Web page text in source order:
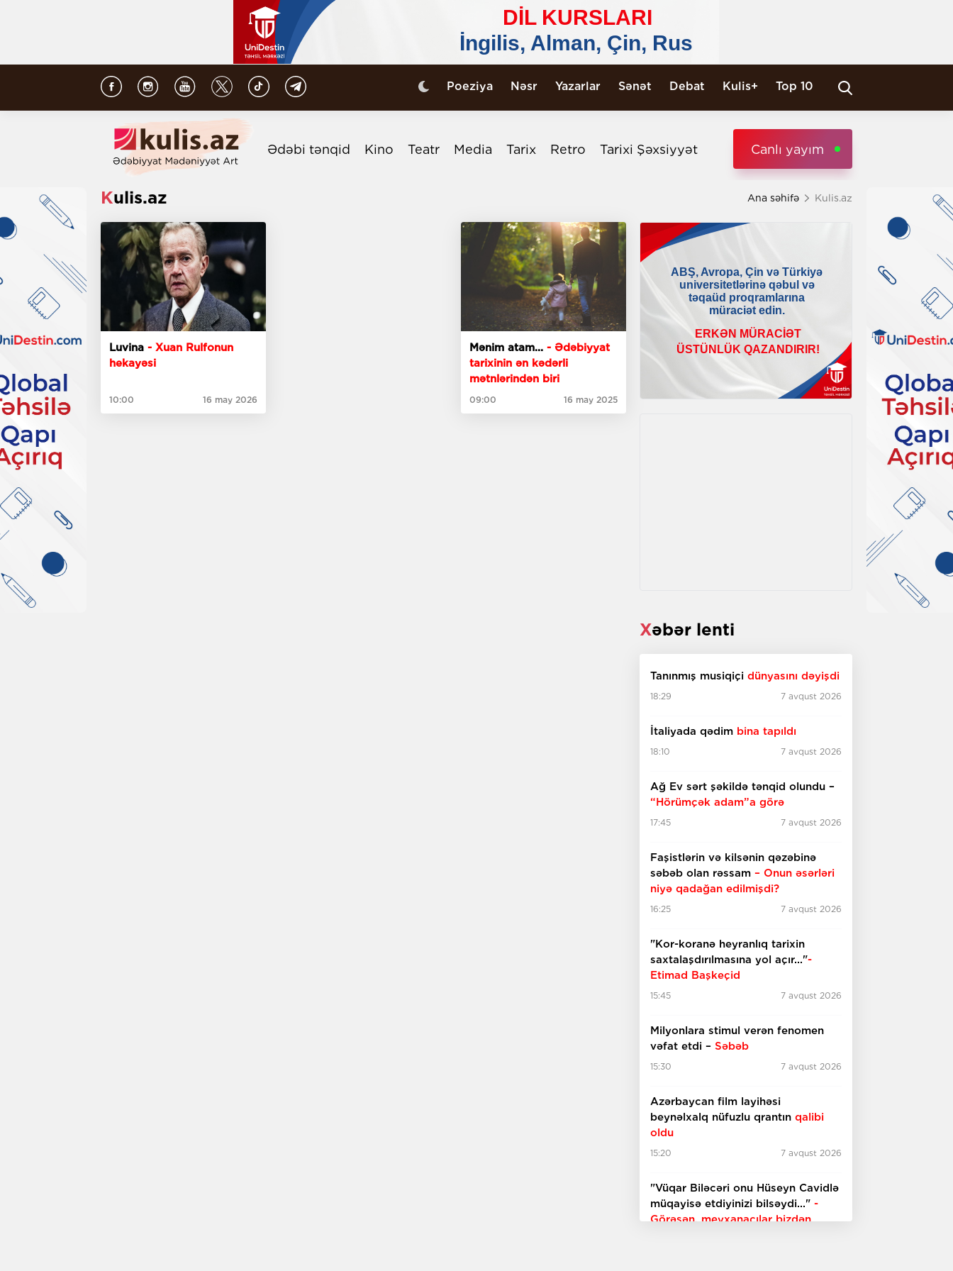
Poeziya Nəsr Yazarlar Sənət Debat Kulis+ Top 10
Ədəbi tənqid Kino Teatr Media Tarix Retro Tarixi Şəxsiyyət Canlı yayım
Kulis.az Ana səhifə Kulis.az
Luvina - Xuan Rulfonun
hekayəsi
10:00 16 may 2026
Mənim atam... - Ədəbiyyat
tarixinin ən kədərli
mətnlərindən biri
09:00 16 may 2025
Xəbər lenti
Tanınmış musiqiçi dünyasını dəyişdi
18:29 7 avqust 2026
İtaliyada qədim bina tapıldı
18:10 7 avqust 2026
Ağ Ev sərt şəkildə tənqid olundu –
“Hörümçək adam”a görə
17:45 7 avqust 2026
Faşistlərin və kilsənin qəzəbinə
səbəb olan rəssam – Onun əsərləri
niyə qadağan edilmişdi?
16:25 7 avqust 2026
"Kor-koranə heyranlıq tarixin
saxtalaşdırılmasına yol açır..."-
Etimad Başkeçid
15:45 7 avqust 2026
Milyonlara stimul verən fenomen
vəfat etdi – Səbəb
15:30 7 avqust 2026
Azərbaycan film layihəsi
beynəlxalq nüfuzlu qrantın qalibi
oldu
15:20 7 avqust 2026
"Vüqar Biləcəri onu Hüseyn Cavidlə
müqayisə etdiyinizi bilsəydi..." -
Görəsən, meyxanaçılar bizdən